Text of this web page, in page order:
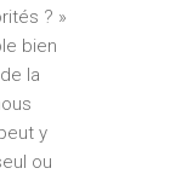
? »
bien
la
y
ou